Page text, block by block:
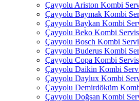
Çayyolu Ariston Kombi
Çayyolu Baymak Kombi
Çayyolu Baykan Kombi
Çayyolu Beko Kombi
Çayyolu Bosch Kombi
Çayyolu Buderus Kombi
Çayyolu Copa Kombi
Çayyolu Daikin Kombi
Çayyolu Daylux Kombi
Çayyolu Demirdöküm
Çayyolu Doğsan Kombi